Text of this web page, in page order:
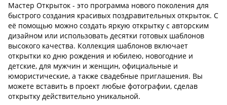
Мастер Открыток - это программа нового поколения для
быстрого создания красивых поздравительных открыток. С
её помощью можно создать яркую открытку с авторским
дизайном или использовать десятки готовых шаблонов
высокого качества. Коллекция шаблонов включает
открытки ко дню рождения и юбилею, новогодние и
детские, для мужчин и женщин, официальные и
юмористические, а также свадебные приглашения. Вы
можете вставить в проект любые фотографии, сделав
открытку действительно уникальной.